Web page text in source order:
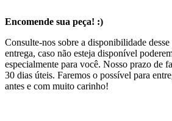
Encomende sua peça! :)
Consulte-nos sobre a disponibilidade
entrega, caso não esteja disponível
especialmente para você. Nosso prazo de
30 dias úteis. Faremos o possível para
antes e com muito carinho!